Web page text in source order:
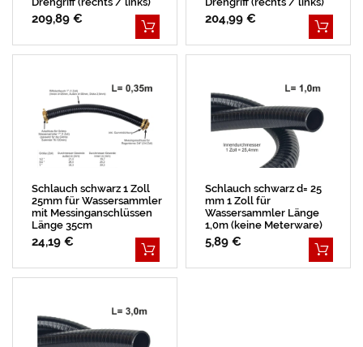
209,89 €
BESTSELLER
204,99 €
Schlauch schwarz 1 Zoll
25mm für Wassersammler
mit Messinganschlüssen
Länge 35cm
24,19 €
Schlauch schwarz d= 25
mm 1 Zoll für
Wassersammler Länge
1,0m (keine Meterware)
5,89 €